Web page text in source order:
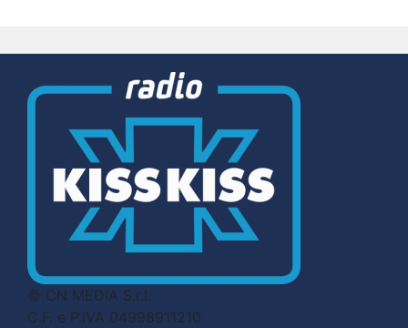
© CN MEDIA S.r.l.
C.F. e P.IVA 04998911210